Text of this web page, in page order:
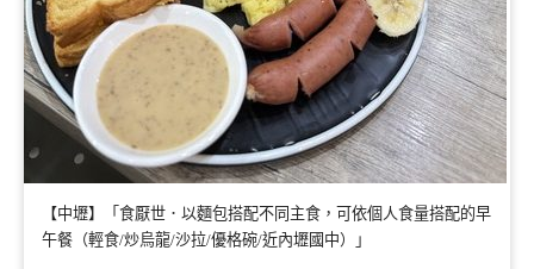
【中壢】「食厭世．以麵包搭配不同主食，可依個人食量搭配的早
午餐（輕食/炒烏龍/沙拉/優格碗/近內壢國中）」